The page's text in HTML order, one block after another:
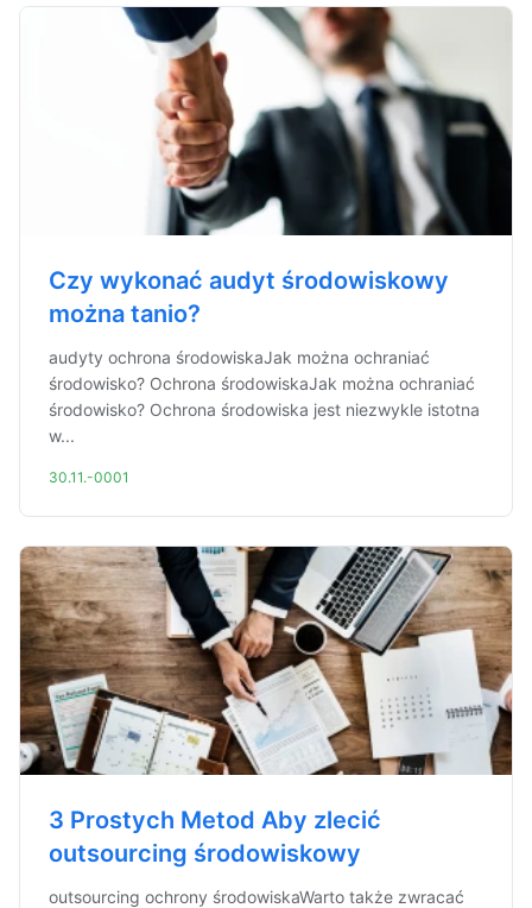
Czy wykonać audyt środowiskowy
można tanio?
audyty ochrona środowiskaJak można ochraniać
środowisko? Ochrona środowiskaJak można ochraniać
środowisko? Ochrona środowiska jest niezwykle istotna
w...
30.11.-0001
3 Prostych Metod Aby zlecić
outsourcing środowiskowy
outsourcing ochrony środowiskaWarto także zwracać